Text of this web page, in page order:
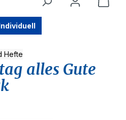
Hefte
alles Gute